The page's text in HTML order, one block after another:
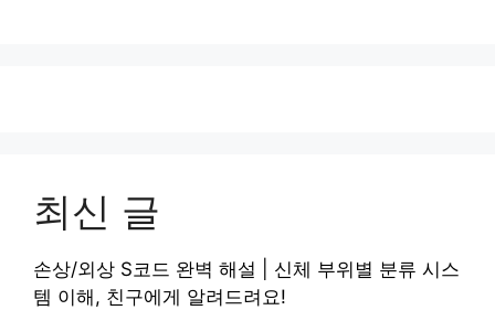
최신 글
손상/외상 S코드 완벽 해설 | 신체 부위별 분류 시스
템 이해, 친구에게 알려드려요!